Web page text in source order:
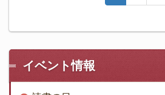
イベント情報